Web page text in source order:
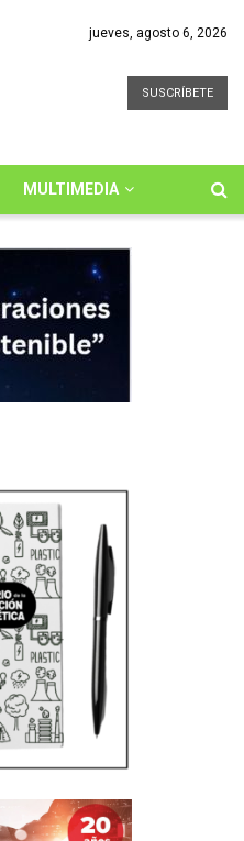
jueves, agosto 6, 2026
SUSCRÍBETE
MULTIMEDIA